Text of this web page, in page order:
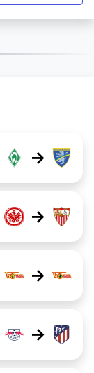
→
→
→
→